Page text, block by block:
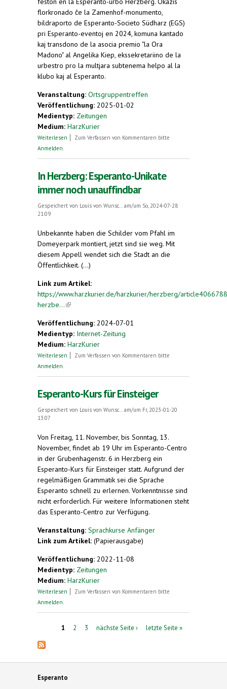
florkronado ĉe la Zamenhof-monumento,
bildraporto de Esperanto-Societo Südharz (EGS)
pri Esperanto-eventoj en 2024, komuna kantado
kaj transdono de la asocia premio "la Ora
Madono" al Angelika Kiep, ekssekretariino de la
urbestro pro la multjara subtenema helpo al la
klubo kaj al Esperanto.
Veranstaltung: Ortsgruppentreffen
Veröffentlichung: 2025-01-02
Medientyp: Zeitungen
Medium: HarzKurier
Weiterlesen über Esperanto-Gesellschaft lässt das Jahr
Zum Verfassen von Kommentaren bitte
Anmelden
In Herzberg: Esperanto-Unikate
immer noch unauffindbar
Gespeichert von Louis von Wunsc...
am/um So, 2024-07-28
21:09
Unbekannte haben die Schilder vom Pfahl im
Domeyerpark montiert, jetzt sind sie weg. Mit
diesem Appell wendet sich die Stadt an die
Öffentlichkeit. (...)
Link zum Artikel:
https://www.harzkurier.de/harzkurier/herzberg/
herzbe...(link is external)
Veröffentlichung: 2024-07-01
Medientyp: Internet-Zeitung
Medium: HarzKurier
Weiterlesen über In Herzberg: Esperanto-Unikate immer noch
Zum Verfassen von Kommentaren bitte
Anmelden
Esperanto-Kurs für Einsteiger
Gespeichert von Louis von Wunsc...
am/um Fr, 2023-01-20
13:07
Von Freitag, 11. November, bis Sonntag, 13.
November, findet ab 19 Uhr im Esperanto-Centro
in der Grubenhagenstr. 6 in Herzberg ein
Esperanto-Kurs für Einsteiger statt. Aufgrund der
regelmäßigen Grammatik sei die Sprache
Esperanto schnell zu erlernen. Vorkenntnisse sind
nicht erforderlich. Für weitere Informationen steht
das Esperanto-Centro zur Verfügung.
Veranstaltung: Sprachkurse Anfänger
Link zum Artikel: (Papierausgabe)
Veröffentlichung: 2022-11-08
Medientyp: Zeitungen
Medium: HarzKurier
Weiterlesen über Esperanto-Kurs für Einsteiger
Zum Verfassen von Kommentaren bitte
Anmelden
Seiten1 2 3 nächste Seite › letzte Seite »
Esperanto